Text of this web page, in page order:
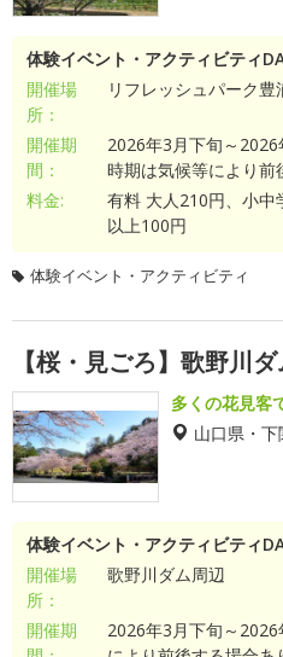
体験イベント・アクティビティ
開催場
所：
リフレッシュパーク豊
開催期
間：
2026年3月下旬～
時期は気候等により前
料金:
有料 大人210円、小
以上100円
体験イベント・アクティビティ
【桜・見ごろ】歌野川
多くの花見客
山口県・下
体験イベント・アクティビティ
開催場
所：
歌野川ダム周辺
開催期
2026年3月下旬～